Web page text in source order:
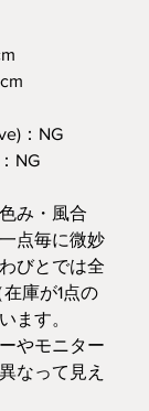
：NG
NG
み・風合
点毎に微妙
びとでは全
庫が1点の
ます。
やモニター
なって見え